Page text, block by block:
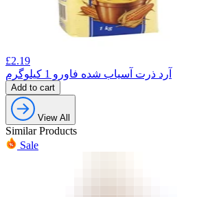
£2.19
آرد ذرت آسیاب شده فاورو 1 کیلوگرم
Add to cart
View All
Similar Products
Sale